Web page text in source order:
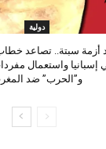
دولية
أزمة سبتة.. تصاعد
إسبانيا واستعمال
و”الحرب” ضد